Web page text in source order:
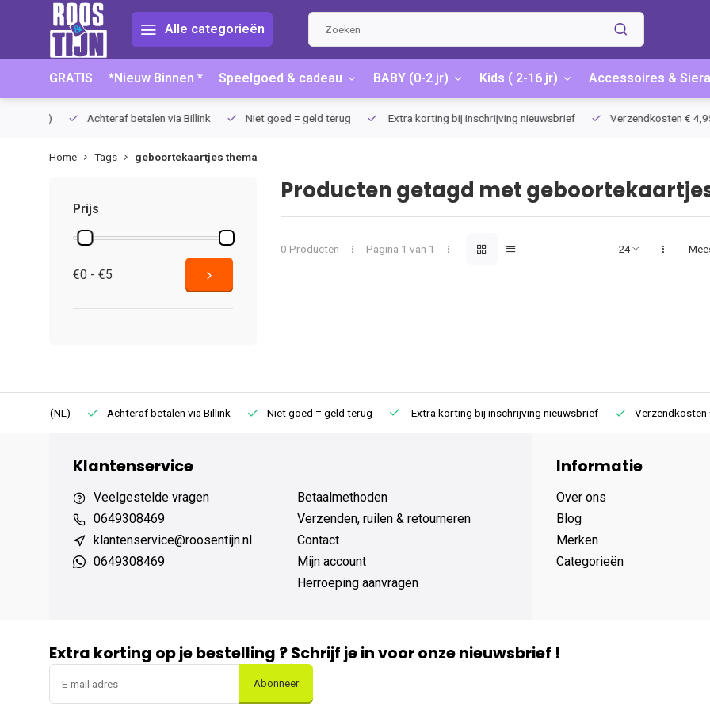
Alle categorieën
GRATIS *Nieuw Binnen * Speelgoed & cadeau BABY (0-2 jr) Kids ( 2-16 jr) Accessoires &
Achteraf betalen via Billink Niet goed = geld terug Extra korting bij inschrijving nieuwsbrief Verzendkosten € 4,95 /
Home Tags geboortekaartjes thema
Prijs
€0 - €5
Producten getagd met
0 Producten Pagina 1 van 1
Achteraf betalen via Billink Niet goed = geld terug Extra korting bij inschrijving nieuwsbrief Verzendkosten € 4,95
Klantenservice
Veelgestelde vragen
0649308469
klantenservice@roosentijn.nl
0649308469
Betaalmethoden
Verzenden, ruilen & retourneren
Contact
Mijn account
Herroeping aanvragen
Informatie
Over ons
Blog
Merken
Categorieën
Extra korting op je bestelling ? Schrijf je in voor onze nieuwsbrief !
Abonneer